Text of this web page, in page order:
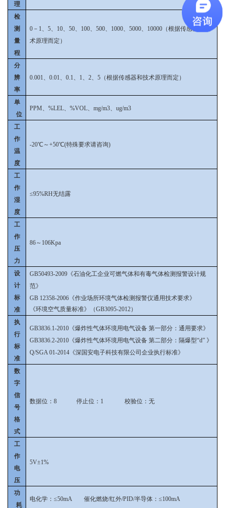
理
检
测
量
程
0－1、5、10、50、100、500、1000、5000、10000（根据传感器和技
术原理而定）
分
辨
率
0.001、0.01、0.1、1、2、5（根据传感器和技术原理而定）
单
位
PPM、%LEL、%VOL、mg/m3、ug/m3
工
作
温
度
-20℃～+50℃(特殊要求请咨询)
工
作
湿
度
≤95%RH无结露
工
作
压
力
86～106Kpa
设
计
标
准
GB50493-2009《石油化工企业可燃气体和有毒气体检测报警设计规
范》
GB 12358-2006《作业场所环境气体检测报警仪通用技术要求》
《环境空气质量标准》（GB3095-2012）
执
行
标
准
GB3836.1-2010《爆炸性气体环境用电气设备 第一部分：通用要求》
GB3836.2-2010《爆炸性气体环境用电气设备 第二部分：隔爆型“d” 》
Q/SGA 01-2014《深国安电子科技有限公司企业执行标准》
数
字
信
号
格
式
数据位：8 停止位：1 校验位：无
工
作
电
压
5V±1%
功
耗
电化学：≤50mA 催化燃烧/红外/PID/半导体：≤100mA